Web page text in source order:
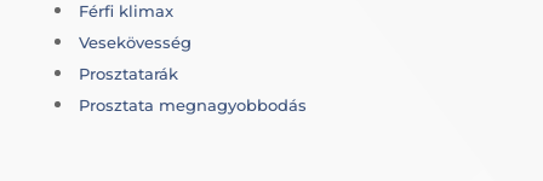
Férfi klimax
Vesekövesség
Prosztatarák
Prosztata megnagyobbodás